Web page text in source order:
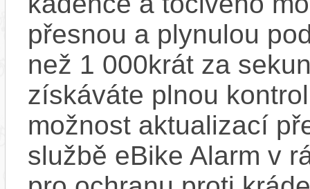
přesnou a plynulou
než 1 000krát za
získáváte plnou
možnost aktualizací
službě eBike Alarm v